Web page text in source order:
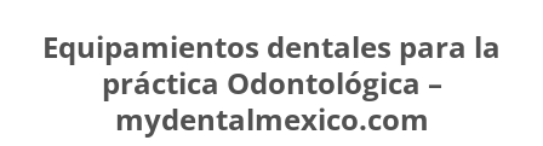
content
Equipamientos dentales para la
práctica Odontológica –
mydentalmexico.com